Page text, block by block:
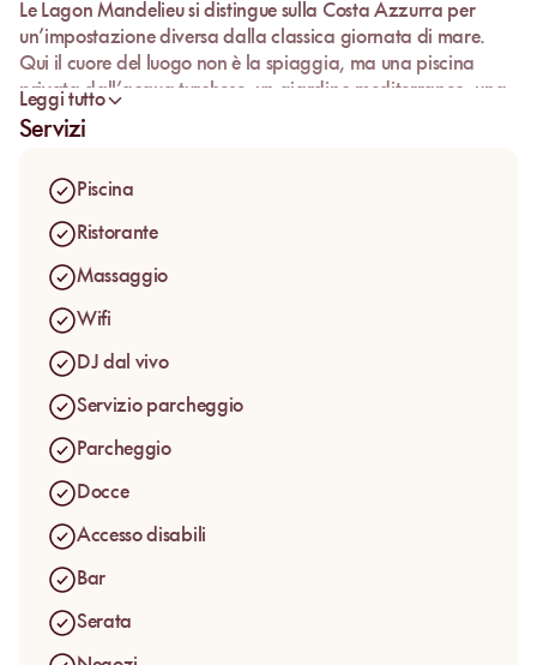
Le Lagon Mandelieusi distingue sulla Costa Azzurra per
un’impostazione diversa dalla classica giornata di mare.
Qui il cuore del luogo non è la spiaggia, ma una piscina
privata dall’acqua turchese, un giardino mediterraneo, una
terrazza in legno e un’atmosfera pool club pensata per
vivere la giornata sul posto.
Lettini, beds, letti a baldacchino, lounge bar e servizio a
bordo piscina definiscono il ritmo del luogo. Si viene al
Lagon per un day pass piscina a Mandelieu, in un ambiente
bagni, pranzo, cocktail e musica lounge.
Leggi tutto
Servizi
Piscina
Ristorante
Massaggio
Wifi
DJ dal vivo
Servizio parcheggio
Parcheggio
Docce
Accesso disabili
Bar
Serata